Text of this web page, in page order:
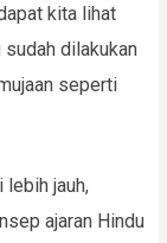
kita lihat
dilakukan
seperti
lebih jauh,
ajaran Hindu